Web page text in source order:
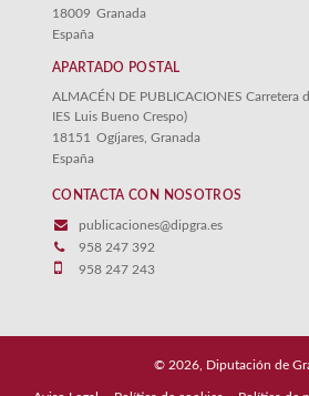
18009 Granada
España
APARTADO POSTAL
ALMACÉN DE PUBLICACIONES Carretera
IES Luis Bueno Crespo)
18151 Ogíjares, Granada
España
CONTACTA CON NOSOTROS
publicaciones@dipgra.es
958 247 392
958 247 243
© 2026, Diputación de